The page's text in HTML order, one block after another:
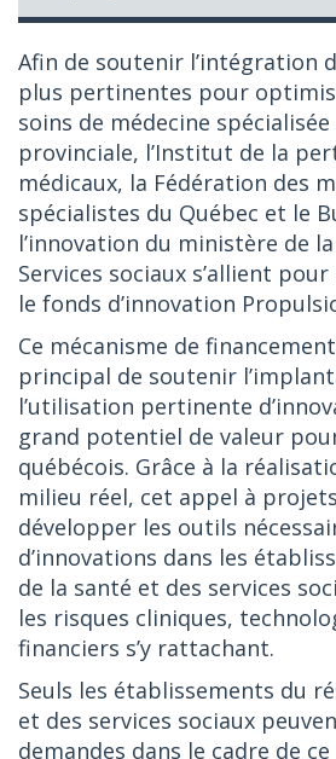
Afin de soutenir l’intégration
plus pertinentes pour
soins de médecine spécialisée
provinciale, l’Institut de la
médicaux, la Fédération des
spécialistes du Québec et le
l’innovation du ministère de
Services sociaux s’allient
le fonds d’innovation
Ce mécanisme de
principal de soutenir
l’utilisation pertinente
grand potentiel de valeur
québécois. Grâce à la
milieu réel, cet appel à
développer les outils
d’innovations dans les
de la santé et des services
les risques cliniques,
financiers s’y rattachant.
Seuls les établissements du
et des services sociaux
demandes dans le cadre de